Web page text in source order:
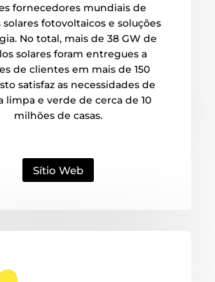
fornecedores mundiais de
fotovoltaicos e soluções
No total, mais de 38 GW de
solares foram entregues a
de clientes em mais de 150
satisfaz as necessidades de
limpa e verde de cerca de 10
milhões de casas.
Sítio Web